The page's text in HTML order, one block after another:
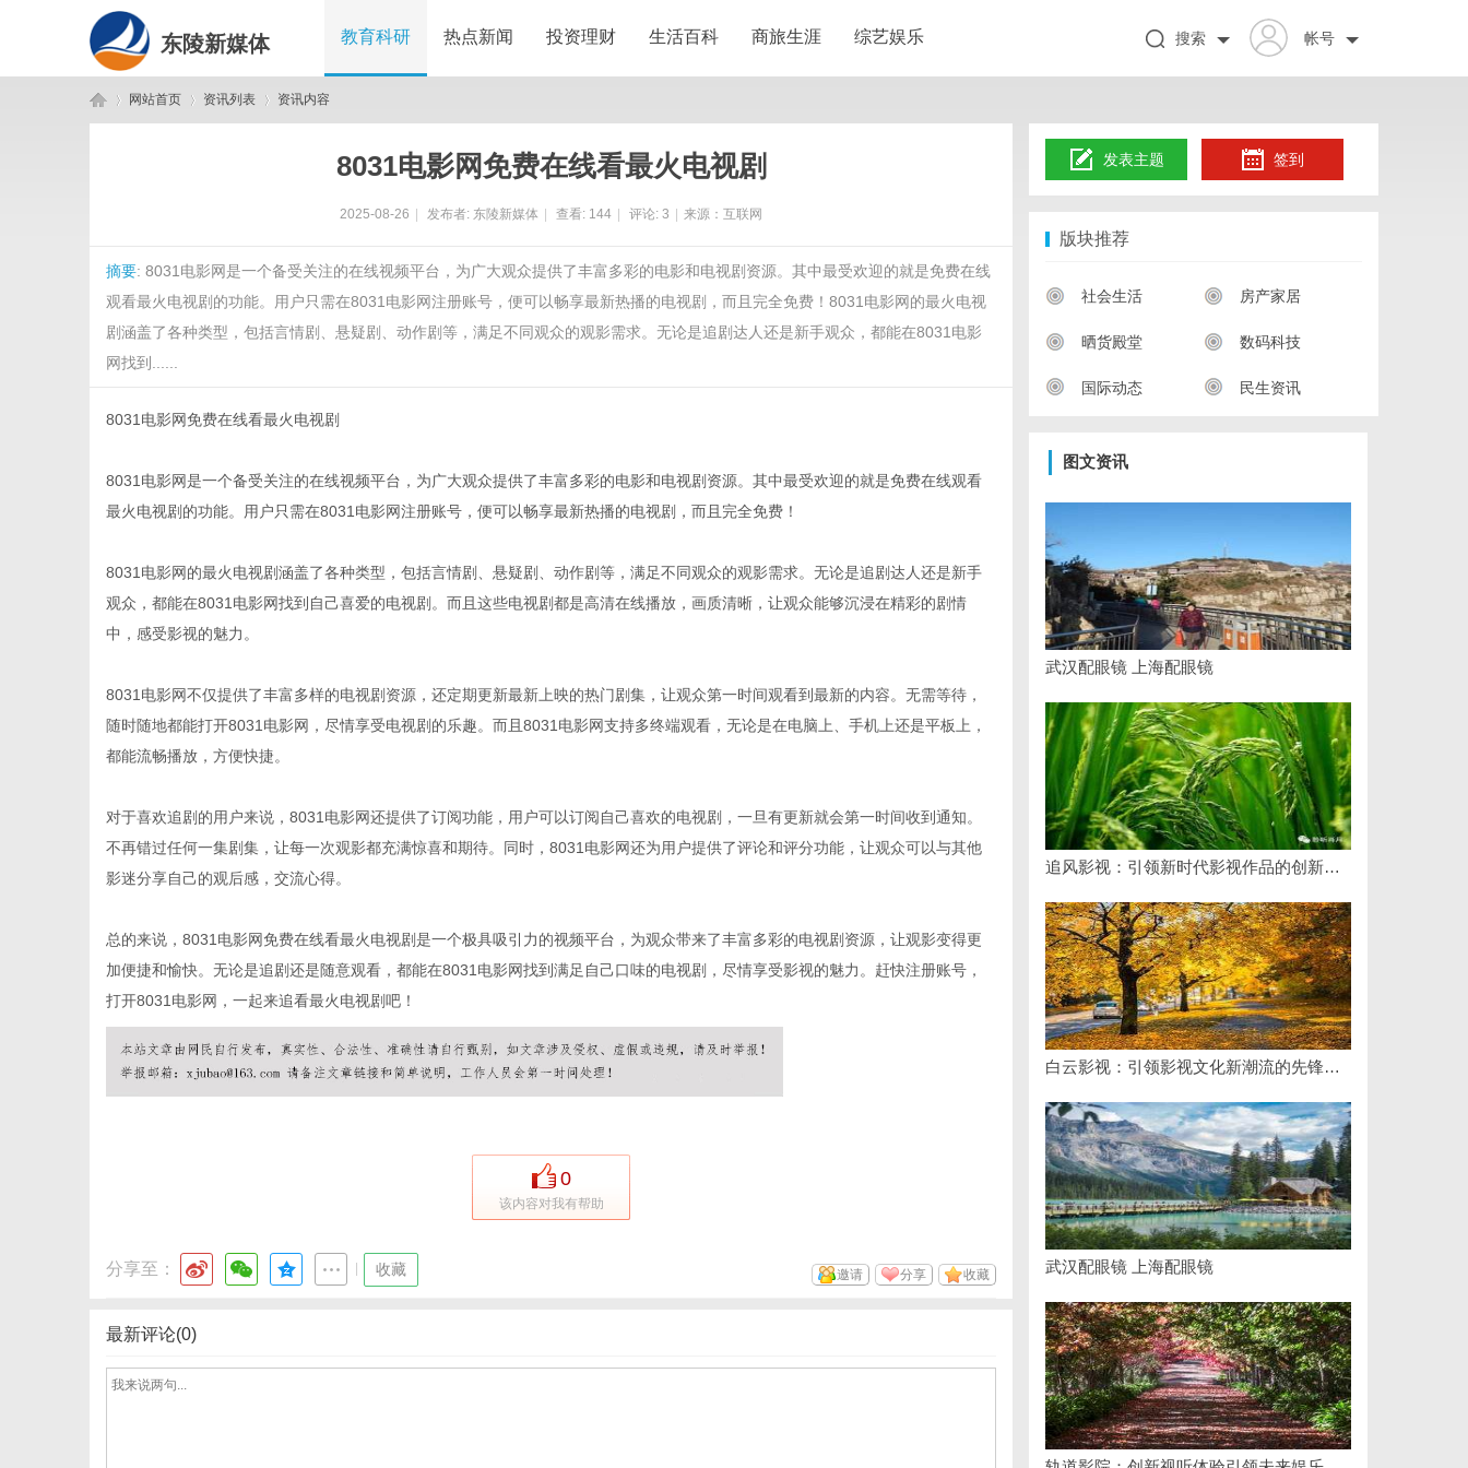
东陵新媒体 教育科研 热点新闻 投资理财 生活百科 商旅生涯 综艺娱乐 帐号
搜索
网站首页 资讯列表 资讯内容
8031电影网免费在线看最火电视剧
2025-08-26 发布者: 东陵新媒体 查看: 144 评论: 3 来源：互联网
摘要: 8031电影网是一个备受关注的在线视频平台，为广大观众提供了丰富多彩的电影和电视剧资源。其中最受欢迎的就是免费在线
观看最火电视剧的功能。用户只需在8031电影网注册账号，便可以畅享最新热播的电视剧，而且完全免费！8031电影网的最火电视
剧涵盖了各种类型，包括言情剧、悬疑剧、动作剧等，满足不同观众的观影需求。无论是追剧达人还是新手观众，都能在8031电影
网找到......
8031电影网免费在线看最火电视剧
8031电影网是一个备受关注的在线视频平台，为广大观众提供了丰富多彩的电影和电视剧资源。其中最受欢迎的就是免费在线观看
最火电视剧的功能。用户只需在8031电影网注册账号，便可以畅享最新热播的电视剧，而且完全免费！
8031电影网的最火电视剧涵盖了各种类型，包括言情剧、悬疑剧、动作剧等，满足不同观众的观影需求。无论是追剧达人还是新手
观众，都能在8031电影网找到自己喜爱的电视剧。而且这些电视剧都是高清在线播放，画质清晰，让观众能够沉浸在精彩的剧情
中，感受影视的魅力。
8031电影网不仅提供了丰富多样的电视剧资源，还定期更新最新上映的热门剧集，让观众第一时间观看到最新的内容。无需等待，
随时随地都能打开8031电影网，尽情享受电视剧的乐趣。而且8031电影网支持多终端观看，无论是在电脑上、手机上还是平板上，
都能流畅播放，方便快捷。
对于喜欢追剧的用户来说，8031电影网还提供了订阅功能，用户可以订阅自己喜欢的电视剧，一旦有更新就会第一时间收到通知。
不再错过任何一集剧集，让每一次观影都充满惊喜和期待。同时，8031电影网还为用户提供了评论和评分功能，让观众可以与其他
影迷分享自己的观后感，交流心得。
总的来说，8031电影网免费在线看最火电视剧是一个极具吸引力的视频平台，为观众带来了丰富多彩的电视剧资源，让观影变得更
加便捷和愉快。无论是追剧还是随意观看，都能在8031电影网找到满足自己口味的电视剧，尽情享受影视的魅力。赶快注册账号，
打开8031电影网，一起来追看最火电视剧吧！
0
该内容对我有帮助
分享至： 收藏 收藏
分享
邀请
最新评论(0)
发表主题 签到
版块推荐
社会生活 房产家居
晒货殿堂 数码科技
国际动态 民生资讯
图文资讯
武汉配眼镜 上海配眼镜
追风影视：引领新时代影视作品的创新与发展之路
白云影视：引领影视文化新潮流的先锋力量
武汉配眼镜 上海配眼镜